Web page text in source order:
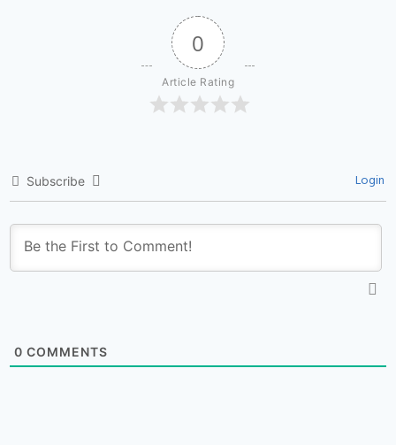
0
Article Rating
Subscribe Login
0 COMMENTS